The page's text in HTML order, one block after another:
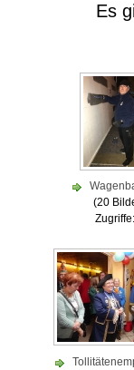
Es
(20